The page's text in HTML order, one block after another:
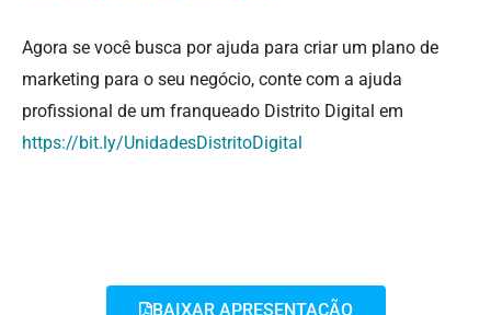
Agora se você busca por ajuda para criar um plano de
marketing para o seu negócio, conte com a ajuda
profissional de um franqueado Distrito Digital em
https://bit.ly/UnidadesDistritoDigital
BAIXAR APRESENTAÇÃO